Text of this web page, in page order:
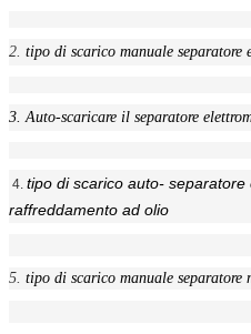
Lasciate un
2. tipo di scarico manuale separatore
3. Auto-scaricare il separatore
4. tipo di scarico auto-
raffreddamento ad olio
5. tipo di scarico manuale separatore